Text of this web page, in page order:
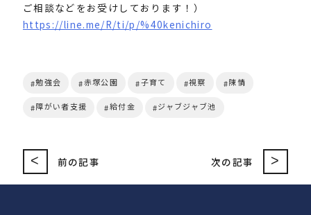
ご相談などをお受けしております！）
https://line.me/R/ti/p/%40kenichiro
勉強会 赤塚公園 子育て 視察 陳情
障がい者支援 給付金 ジャブジャブ池
< 前の記事 >
次の記事